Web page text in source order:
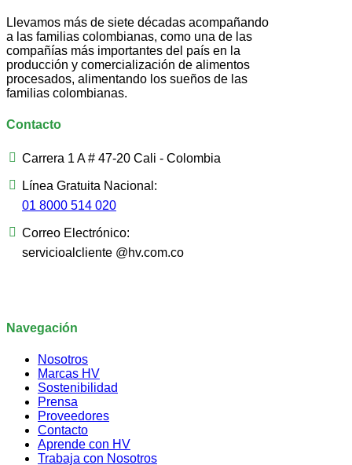
Llevamos más de siete décadas acompañando
a las familias colombianas, como una de las
compañías más importantes del país en la
producción y comercialización de alimentos
procesados, alimentando los sueños de las
familias colombianas.
Contacto
Carrera 1 A # 47-20 Cali - Colombia
Línea Gratuita Nacional:
01 8000 514 020
Correo Electrónico:
servicioalcliente @hv.com.co
Navegación
Nosotros
Marcas HV
Sostenibilidad
Prensa
Proveedores
Contacto
Aprende con HV
Trabaja con Nosotros